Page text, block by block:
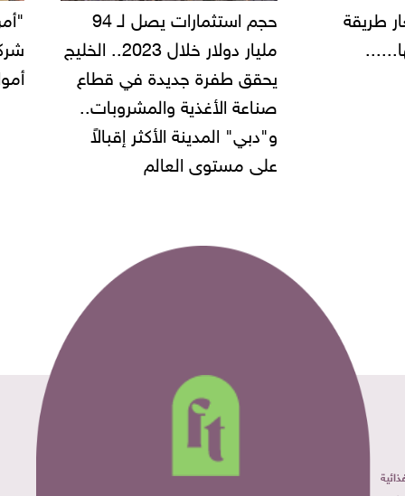
حجم استثمارات يصل لـ 94
مليار دولار خلال 2023.. الخليج
طفرة جديدة في قطاع
الأغذية والمشروبات..
المدينة الأكثر إقبالاً
"أمن القاهرة" يضبط
شركة مطاعم استولى على
أموال المواطنين بزعم